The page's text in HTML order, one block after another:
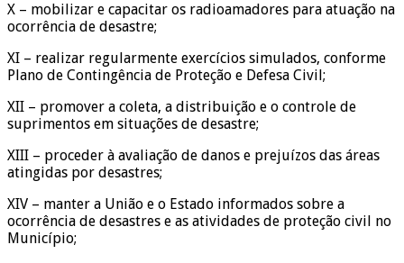
X – mobilizar e capacitar os radioamadores para atuação na
ocorrência de desastre;
XI – realizar regularmente exercícios simulados, conforme
Plano de Contingência de Proteção e Defesa Civil;
XII – promover a coleta, a distribuição e o controle de
suprimentos em situações de desastre;
XIII – proceder à avaliação de danos e prejuízos das áreas
atingidas por desastres;
XIV – manter a União e o Estado informados sobre a
ocorrência de desastres e as atividades de proteção civil no
Município;